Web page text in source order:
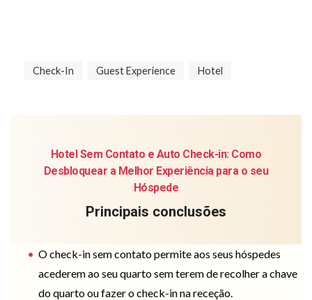
Check-In Guest Experience Hotel
Hotel Sem Contato e Auto Check-in: Como
Desbloquear a Melhor Experiência para o seu
Hóspede
Principais conclusões
O check-in sem contato permite aos seus hóspedes
acederem ao seu quarto sem terem de recolher a chave
do quarto ou fazer o check-in na receção.